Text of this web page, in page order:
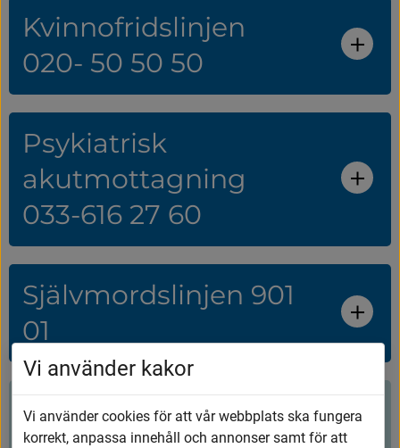
Kvinnofridslinjen
020- 50 50 50
Psykiatrisk
akutmottagning
033-616 27 60
Självmordslinjen 901
01
Hjälpte innehållet dig?
Vi använder kakor
Vi använder cookies för att vår webbplats ska fungera
korrekt, anpassa innehåll och annonser samt för att